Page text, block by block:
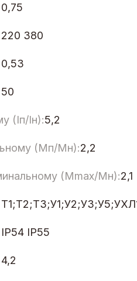
0,75
220 380
0,53
50
(Iп/Iн):5,2
(Мп/Мн):2,2
(Мmax/Мн):2,1
IP54 IP55
4,2